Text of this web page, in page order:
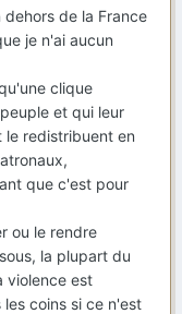
de la France
je n'ai aucun
clique
et qui leur
le redistribuent en
que c'est pour
ou le rendre
la plupart du
violence est
coins si ce n'est